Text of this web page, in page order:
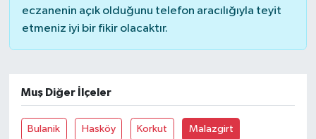
eczanenin açık olduğunu telefon aracılığıyla teyit
etmeniz iyi bir fikir olacaktır.
Muş Diğer İlçeler
Bulanik Hasköy Korkut Malazgirt